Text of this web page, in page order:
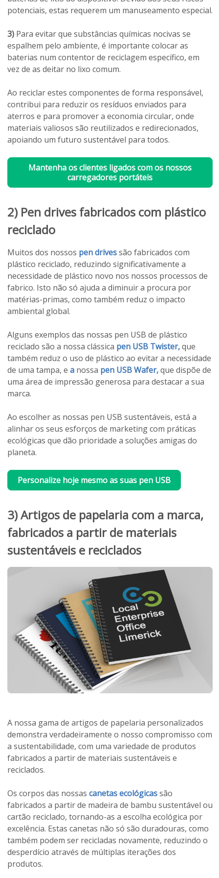
potenciais, estas requerem um manuseamento especial.
3) Para evitar que substâncias químicas nocivas se
espalhem pelo ambiente, é importante colocar as
baterias num contentor de reciclagem específico, em
vez de as deitar no lixo comum.
Ao reciclar estes componentes de forma responsável,
contribui para reduzir os resíduos enviados para
aterros e para promover a economia circular, onde
materiais valiosos são reutilizados e redirecionados,
apoiando um futuro sustentável para todos.
Mantenha os clientes ligados com os nossos
carregadores portáteis
2) Pen drives fabricados com plástico
reciclado
Muitos dos nossos pen drivessão fabricados com
plástico reciclado, reduzindo significativamente a
necessidade de plástico novo nos nossos processos de
fabrico. Isto não só ajuda a diminuir a procura por
matérias-primas, como também reduz o impacto
ambiental global.
Alguns exemplos das nossas pen USB de plástico
reciclado são a nossa clássica pen USB Twister,que
também reduz o uso de plástico ao evitar a necessidade
de uma tampa, e a nossa pen USB Wafer,que dispõe de
uma área de impressão generosa para destacar a sua
marca.
Ao escolher as nossas pen USB sustentáveis, está a
alinhar os seus esforços de marketing com práticas
ecológicas que dão prioridade a soluções amigas do
planeta.
Personalize hoje mesmo as suas pen USB
3) Artigos de papelaria com a marca,
fabricados a partir de materiais
sustentáveis e reciclados
A nossa gama de artigos de papelaria personalizados
demonstra verdadeiramente o nosso compromisso com
a sustentabilidade, com uma variedade de produtos
fabricados a partir de materiais sustentáveis e
reciclados.
Os corpos das nossas canetas ecológicassão
fabricados a partir de madeira de bambu sustentável ou
cartão reciclado, tornando-as a escolha ecológica por
excelência. Estas canetas não só são duradouras, como
também podem ser recicladas novamente, reduzindo o
desperdício através de múltiplas iterações dos
produtos.